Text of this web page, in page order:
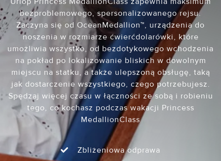
bezproblemowego, spersonalizowanego rejsu.
Zaczyna się od OceanMedallion™, urządzenia do
noszenia w rozmiarze ćwierćdolarówki, które
umożliwia wszystko, od bezdotykowego wchodzenia
na pokład po lokalizowanie bliskich w dowolnym
miejscu na statku, a także ulepszoną obsługę, taką
jak dostarczenie wszystkiego, czego potrzebujesz.
Spędzaj więcej czasu w łączności ze sobą i robieniu
tego, co kochasz podczas wakacji Princess
MedallionClass
Zbliżeniowa odprawa